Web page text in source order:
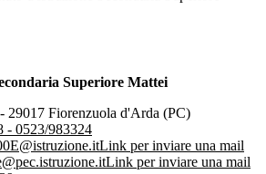
Superiore Mattei
29017 Fiorenzuola d'Arda (PC)
- 0523/983324
Link per inviare una mail
Link per inviare una mail